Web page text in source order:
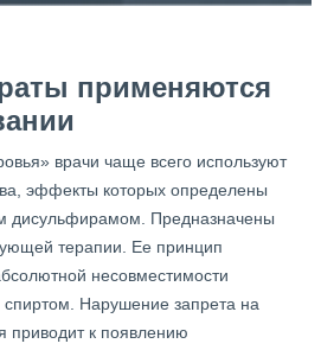
применяются
врачи чаще всего используют
эффекты которых определены
дисульфирамом. Предназначены
терапии. Ее принцип
несовместимости
Нарушение запрета на
приводит к появлению